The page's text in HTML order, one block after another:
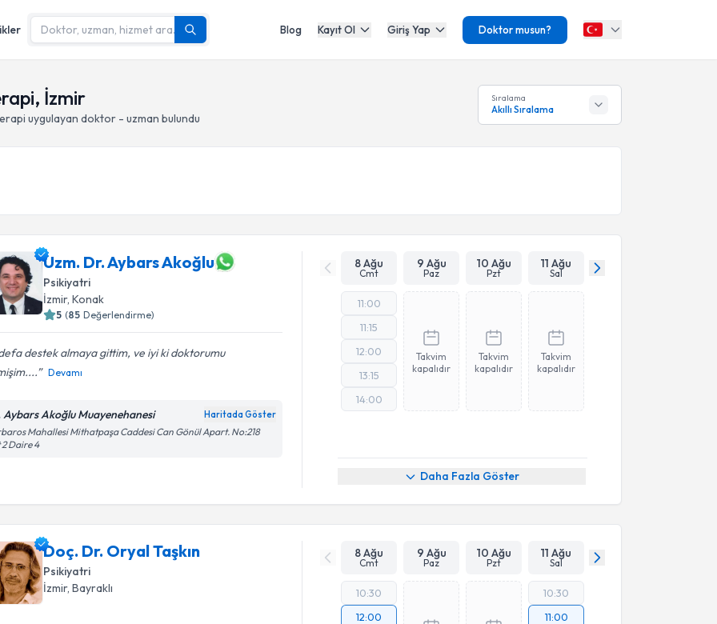
Blog Kayıt Ol Giriş Yap Doktor musun?
İzmir
uygulayan doktor - uzman bulundu
Sıralama
Akıllı Sıralama
Uzm. Dr. Aybars Akoğlu
Psikiyatri
İzmir, Konak
5 (85 Değerlendirme)
destek almaya gittim, ve iyi ki doktorumu
Devamı
Aybars Akoğlu Muayenehanesi Haritada Göster
Mahallesi Mithatpaşa Caddesi Can Gönül Apart. No:218
2 Daire 4
8 Ağu
Cmt
9 Ağu
Paz
10 Ağu
Pzt
11 Ağu
Sal
11:00
11:15
12:00
13:15
14:00
Takvim
kapalıdır
Takvim
kapalıdır
Takvim
kapalıdır
Daha Fazla Göster
Doç. Dr. Oryal Taşkın
Psikiyatri
İzmir, Bayraklı
8 Ağu
Cmt
9 Ağu
Paz
10 Ağu
Pzt
11 Ağu
Sal
10:30
12:00
10:30
11:00